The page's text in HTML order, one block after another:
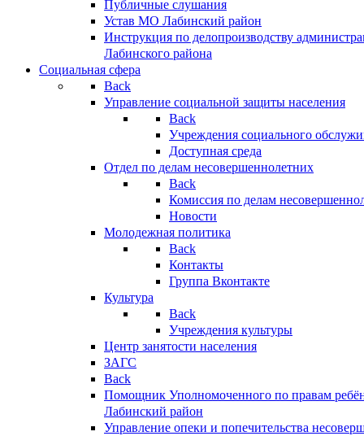
Публичные слушания
Устав МО Лабинский район
Инструкция по делопроизводству
Лабинского района
Социальная сфера
Back
Управление социальной защиты населения
Back
Учреждения социального
Доступная среда
Отдел по делам несовершеннолетних
Back
Комиссия по делам
Новости
Молодежная политика
Back
Контакты
Группа Вконтакте
Культура
Back
Учреждения культуры
Центр занятости населения
ЗАГС
Back
Помощник Уполномоченного по правам
Лабинский район
Управление опеки и попечительства